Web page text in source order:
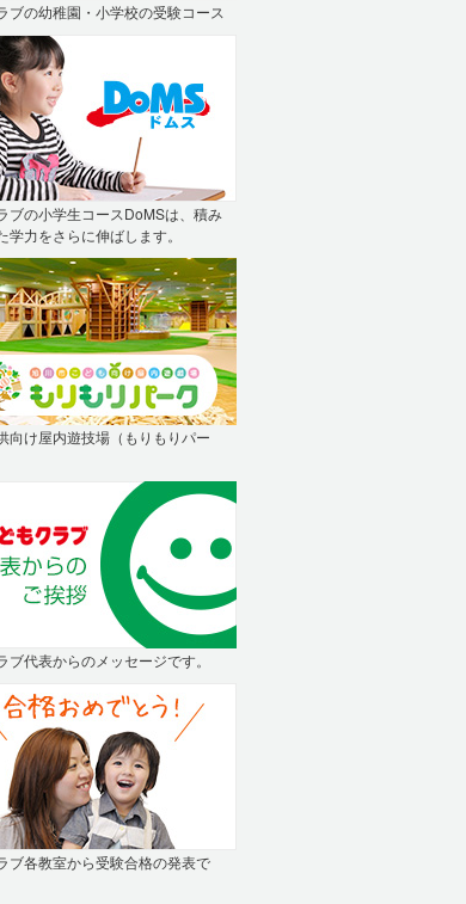
ブの幼稚園・小学校の受験コース
ブの小学生コースDoMSは、積み
学力をさらに伸ばします。
向け屋内遊技場（もりもりパー
ブ代表からのメッセージです。
ブ各教室から受験合格の発表で